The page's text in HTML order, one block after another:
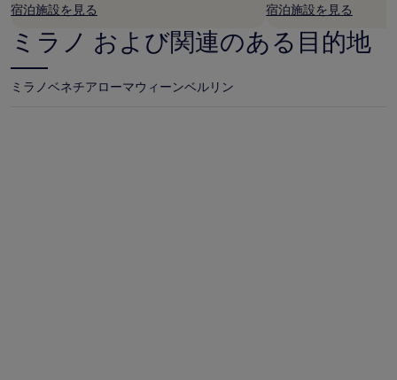
変
動
す
場
合
宿泊施設を見る 宿泊施設を見る
ミラノ および関連のある目的地
ミラノベネチアローマウィーンベルリン